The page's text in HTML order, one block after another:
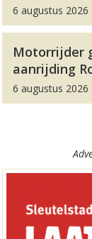
6 augustus 2026
Motorrijder
aanrijding
6 augustus 2026